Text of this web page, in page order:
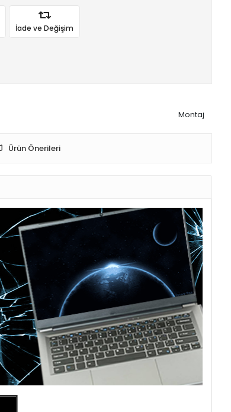
İade ve Değişim
Montaj
Ürün Önerileri